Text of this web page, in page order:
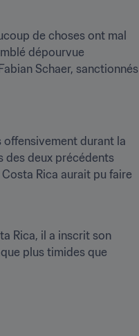
de choses ont mal
dépourvue
Schaer, sanctionnés
durant la
des deux précédents
Rica aurait pu faire
Rica, il a inscrit son
plus timides que